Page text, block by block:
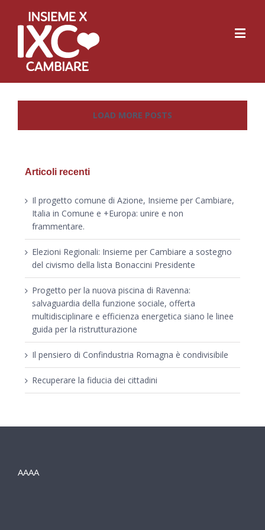
LOAD MORE POSTS
Articoli recenti
Il progetto comune di Azione, Insieme per Cambiare,
Italia in Comune e +Europa: unire e non
frammentare.
Elezioni Regionali: Insieme per Cambiare a sostegno
del civismo della lista Bonaccini Presidente
Progetto per la nuova piscina di Ravenna:
salvaguardia della funzione sociale, offerta
multidisciplinare e efficienza energetica siano le linee
guida per la ristrutturazione
Il pensiero di Confindustria Romagna è condivisibile
Recuperare la fiducia dei cittadini
AAAA